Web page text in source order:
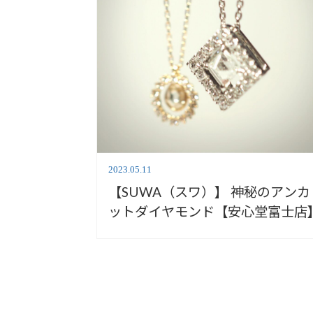
2023.05.11
【SUWA（スワ）】 神秘のアンカ
ットダイヤモンド【安心堂富士店